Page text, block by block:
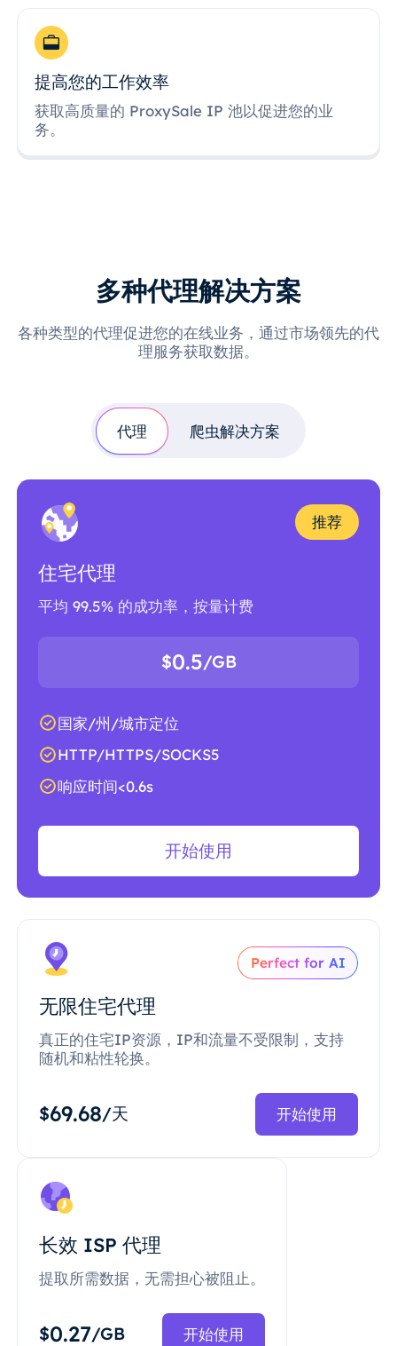
提高您的工作效率
获取高质量的 ProxySale IP 池以促进您的业
务。
多种代理解决方案
各种类型的代理促进您的在线业务，通过市场领先的代
理服务获取数据。
代理 爬虫解决方案
推荐
住宅代理
平均 99.5% 的成功率，按量计费
$0.5/GB
国家/州/城市定位
HTTP/HTTPS/SOCKS5
响应时间<0.6s
开始使用
Perfect for AI
无限住宅代理
真正的住宅IP资源，IP和流量不受限制，支持
随机和粘性轮换。
$69.68/天 开始使用
长效 ISP 代理
提取所需数据，无需担心被阻止。
$0.27/GB 开始使用